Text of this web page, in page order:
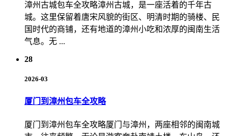
漳州古城包车全攻略漳州古城，是一座活着的千年古
城。这里保留着唐宋风貌的街区、明清时期的骑楼、民
国时代的商铺，还有地道的漳州小吃和浓厚的闽南生活
气息。无 ...
28
2026-03
厦门到漳州包车全攻略
厦门到漳州包车全攻略厦门与漳州，两座相邻的闽南城